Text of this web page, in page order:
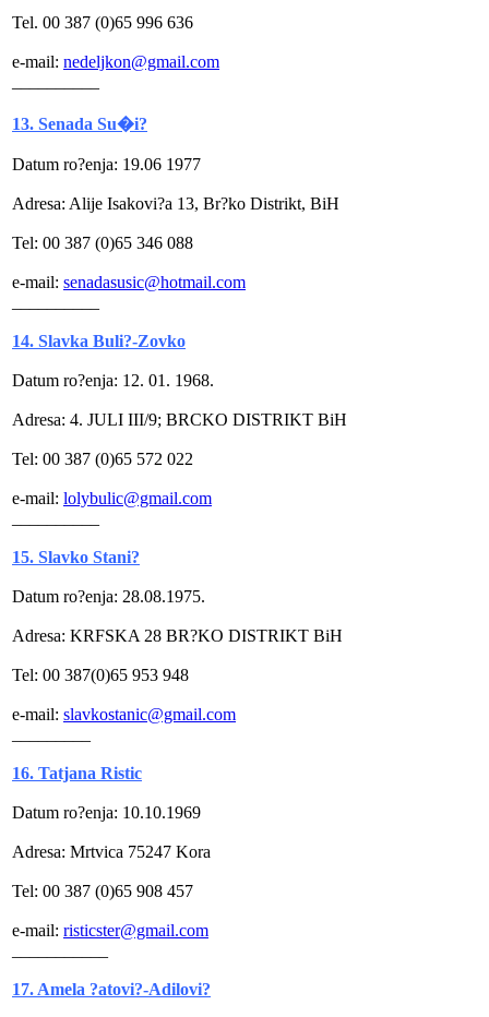
Tel. 00 387 (0)65 996 636
e-mail: nedeljkon@gmail.com
13. Senada Su�i?
Datum ro?enja: 19.06 1977
Adresa: Alije Isakovi?a 13, Br?ko Distrikt, BiH
Tel: 00 387 (0)65 346 088
e-mail: senadasusic@hotmail.com
14. Slavka Buli?-Zovko
Datum ro?enja: 12. 01. 1968.
Adresa: 4. JULI III/9; BRCKO DISTRIKT BiH
Tel: 00 387 (0)65 572 022
e-mail: lolybulic@gmail.com
15. Slavko Stani?
Datum ro?enja: 28.08.1975.
Adresa: KRFSKA 28 BR?KO DISTRIKT BiH
Tel: 00 387(0)65 953 948
e-mail: slavkostanic@gmail.com
16. Tatjana Ristic
Datum ro?enja: 10.10.1969
Adresa: Mrtvica 75247 Kora
Tel: 00 387 (0)65 908 457
e-mail: risticster@gmail.com
17. Amela ?atovi?-Adilovi?